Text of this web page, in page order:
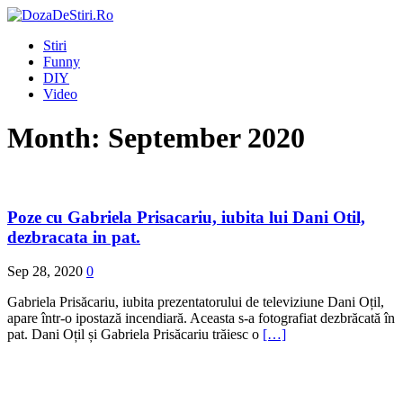
Stiri
Funny
DIY
Video
Month: September 2020
Poze cu Gabriela Prisacariu, iubita lui Dani Otil,
dezbracata in pat.
Sep 28, 2020 0
Gabriela Prisăcariu, iubita prezentatorului de televiziune Dani Oțil,
apare într-o ipostază incendiară. Aceasta s-a fotografiat dezbrăcată în
pat. Dani Oțil și Gabriela Prisăcariu trăiesc o […]